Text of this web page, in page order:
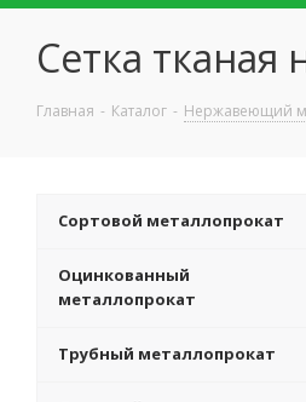
Сетка
Главная - Каталог - Нержавеющий
Сортовой металлопрокат
Оцинкованный
металлопрокат
Трубный металлопрокат